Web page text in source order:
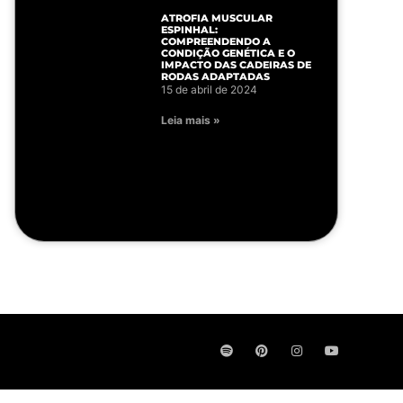
ATROFIA MUSCULAR
ESPINHAL:
COMPREENDENDO A
CONDIÇÃO GENÉTICA E O
IMPACTO DAS CADEIRAS DE
RODAS ADAPTADAS
15 de abril de 2024
Leia mais »